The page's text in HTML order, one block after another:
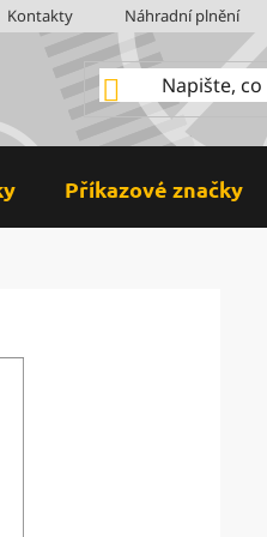
Kontakty Náhradní plnění
Příkazové značky